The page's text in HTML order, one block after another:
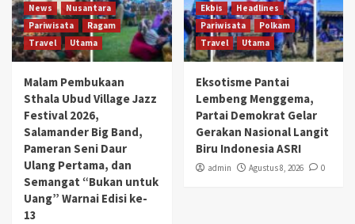
News
Nusantara
Pariwisata
Ragam
Travel
Utama
Malam Pembukaan
Sthala Ubud Village Jazz
Festival 2026,
Salamander Big Band,
Pameran Seni Daur
Ulang Pertama, dan
Semangat “Bukan untuk
Uang” Warnai Edisi ke-
13
Ekbis
Headlines
Pariwisata
Polkam
Travel
Utama
Eksotisme Pantai
Lembeng Menggema,
Partai Demokrat Gelar
Gerakan Nasional Langit
Biru Indonesia ASRI
admin Agustus 8, 2026 0